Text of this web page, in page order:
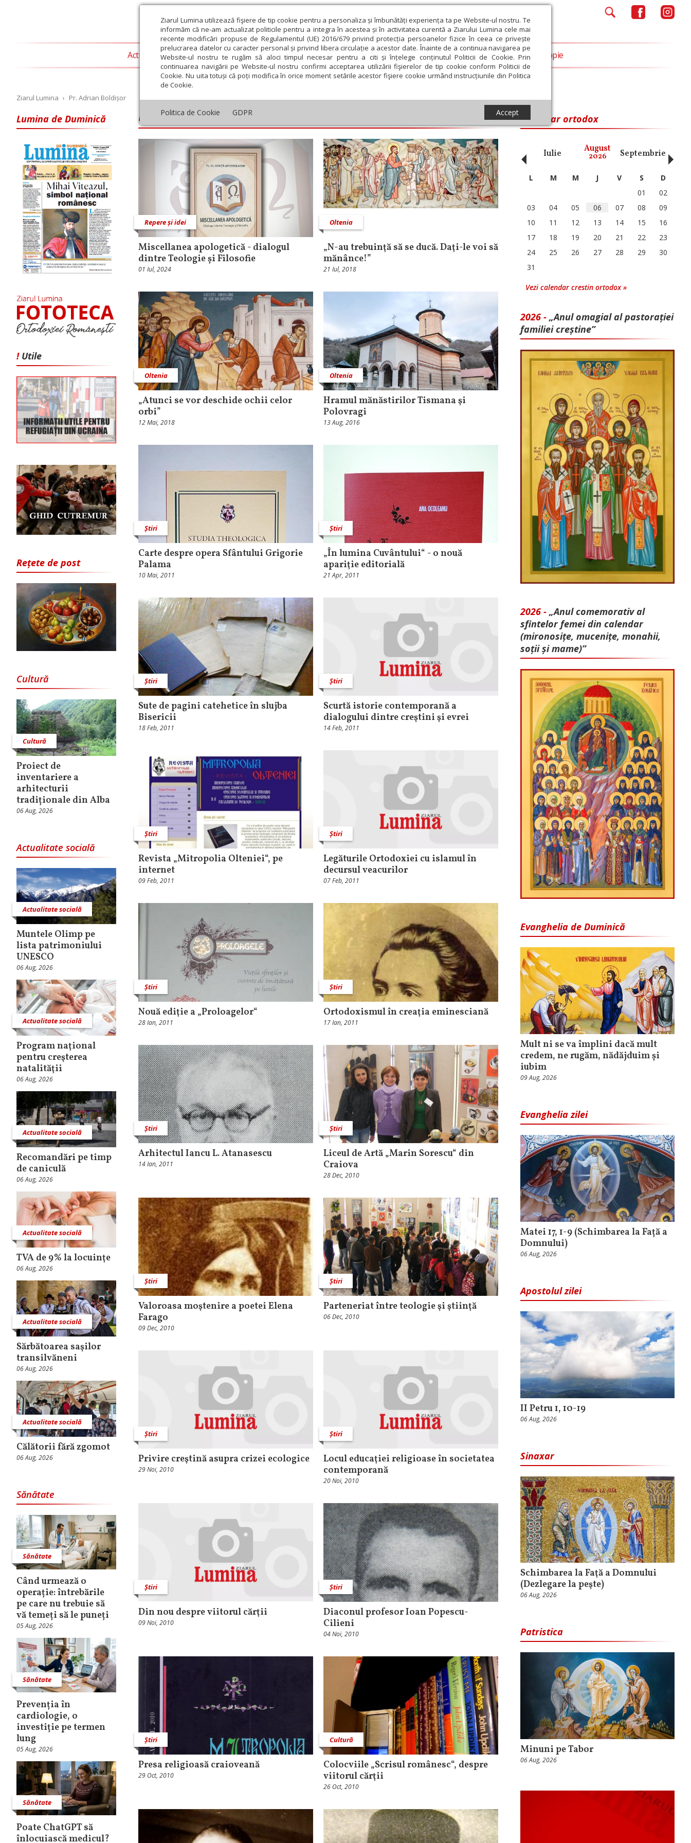
Ziarul Lumina utilizează fişiere de tip cookie pentru a personaliza și îmbunătăți experiența ta pe Website-ul nostru. Te
informăm că ne-am actualizat politicile pentru a integra în acestea și în activitatea curentă a Ziarului Lumina cele mai
recente modificări propuse de Regulamentul (UE) 2016/679 privind protecția persoanelor fizice în ceea ce privește
prelucrarea datelor cu caracter personal și privind libera circulație a acestor date. Înainte de a continua navigarea pe
Website-ul nostru te rugăm să aloci timpul necesar pentru a citi și înțelege conținutul Politicii de Cookie. Prin
continuarea navigării pe Website-ul nostru confirmi acceptarea utilizării fişierelor de tip cookie conform Politicii de
Cookie. Nu uita totuși că poți modifica în orice moment setările acestor fişiere cookie urmând instrucțiunile din Politica
de Cookie.
Politica de Cookie GDPR Accept
Actualitate religioasă Teologie și spiritualitate Educaţie și Cultură Societate Opinii Filantropie
Ziarul Lumina › Pr. Adrian Boldișor
Lumina de Duminică
! Utile
Rețete de post
Cultură
Cultură
Proiect de
inventariere a
arhitecturii
tradiționale din Alba
06 Aug, 2026
Actualitate socială
Actualitate socială
Muntele Olimp pe
lista patrimoniului
UNESCO
06 Aug, 2026
Actualitate socială
Program naţional
pentru creşterea
natalităţii
06 Aug, 2026
Actualitate socială
Recomandări pe timp
de caniculă
06 Aug, 2026
Actualitate socială
TVA de 9% la locuinţe
06 Aug, 2026
Actualitate socială
Sărbătoarea saşilor
transilvăneni
06 Aug, 2026
Actualitate socială
Călătorii fără zgomot
06 Aug, 2026
Sănătate
Sănătate
Când urmează o
operație: întrebările
pe care nu trebuie să
vă temeți să le puneți
05 Aug, 2026
Sănătate
Prevenția în
cardiologie, o
investiție pe termen
lung
05 Aug, 2026
Sănătate
Poate ChatGPT să
înlocuiască medicul?
Pr. Adrian Boldișor
Repere și idei
Miscellanea apologetică - dialogul
dintre Teologie și Filosofie
01 Iul, 2024
Oltenia
„N-au trebuinţă să se ducă. Daţi-le voi să
mănânce!”
21 Iul, 2018
Oltenia
„Atunci se vor deschide ochii celor
orbi”
12 Mai, 2018
Oltenia
Hramul mănăstirilor Tismana şi
Polovragi
13 Aug, 2016
Știri
Carte despre opera Sfântului Grigorie
Palama
10 Mai, 2011
Știri
„În lumina Cuvântului“ - o nouă
apariţie editorială
21 Apr, 2011
Știri
Sute de pagini catehetice în slujba
Bisericii
18 Feb, 2011
Știri
Scurtă istorie contemporană a
dialogului dintre creştini şi evrei
14 Feb, 2011
Știri
Revista „Mitropolia Olteniei“, pe
internet
09 Feb, 2011
Știri
Legăturile Ortodoxiei cu islamul în
decursul veacurilor
07 Feb, 2011
Știri
Nouă ediţie a „Proloagelor“
28 Ian, 2011
Știri
Ortodoxismul în creaţia eminesciană
17 Ian, 2011
Știri
Arhitectul Iancu L. Atanasescu
14 Ian, 2011
Știri
Liceul de Artă „Marin Sorescu“ din
Craiova
28 Dec, 2010
Știri
Valoroasa moştenire a poetei Elena
Farago
09 Dec, 2010
Știri
Parteneriat între teologie şi ştiinţă
06 Dec, 2010
Știri
Privire creştină asupra crizei ecologice
29 Noi, 2010
Știri
Locul educaţiei religioase în societatea
contemporană
20 Noi, 2010
Știri
Din nou despre viitorul cărţii
09 Noi, 2010
Știri
Diaconul profesor Ioan Popescu-
Cilieni
04 Noi, 2010
Știri
Presa religioasă craioveană
29 Oct, 2010
Cultură
Colocviile „Scrisul românesc“, despre
viitorul cărţii
26 Oct, 2010
Calendar ortodox
August Septembrie Noiembrie Decembrie Februarie Martie Aprilie Mai Iunie Iulie August
2026 Septembrie
‹ L M M J V S
D
01
02
03
04 05 06 07 08
09
10
11 12 13 14 15
16
17
18 19 20 21 22
23
24
25 26 27 28 29
30
31
Vezi calendar crestin ortodox »
2026 - „Anul omagial al pastorației
familiei creștine”
2026 - „Anul comemorativ al
sfintelor femei din calendar
(mironosițe, mu­cenițe, monahii,
soții și mame)”
Evanghelia de Duminică
Mult ni se va împlini dacă mult
credem, ne rugăm, nădăjduim și
iubim
09 Aug, 2026
Evanghelia zilei
Matei 17, 1-9 (Schimbarea la Față a
Domnului)
06 Aug, 2026
Apostolul zilei
II Petru 1, 10-19
06 Aug, 2026
Sinaxar
Schimbarea la Faţă a Domnului
(Dezlegare la peşte)
06 Aug, 2026
Patristica
Minuni pe Tabor
06 Aug, 2026